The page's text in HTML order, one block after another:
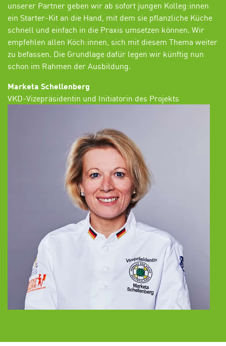
unserer Partner geben wir ab sofort jungen Kolleg:innen
ein Starter-Kit an die Hand, mit dem sie pflanzliche Küche
schnell und einfach in die Praxis umsetzen können. Wir
empfehlen allen Köch:innen, sich mit diesem Thema weiter
zu befassen. Die Grundlage dafür legen wir künftig nun
schon im Rahmen der Ausbildung.
Marketa Schellenberg
VKD-Vizepräsidentin und Initiatorin des Projekts